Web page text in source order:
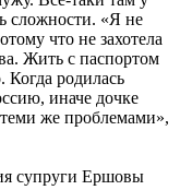
сложности. «Я не
что не захотела
Жить с паспортом
Когда родилась
иначе дочке
же проблемами»,
супруги Ершовы